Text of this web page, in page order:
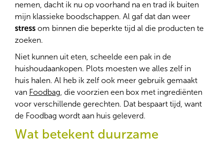
nemen, dacht ik nu op voorhand na en trad ik buiten
mijn klassieke boodschappen. Al gaf dat dan weer
stress om binnen die beperkte tijd al die producten te
zoeken.
Niet kunnen uit eten, scheelde een pak in de
huishoudaankopen. Plots moesten we alles zelf in
huis halen. Al heb ik zelf ook meer gebruik gemaakt
van Foodbag , die voorzien een box met ingrediënten
voor verschillende gerechten. Dat bespaart tijd, want
de Foodbag wordt aan huis geleverd.
Wat betekent duurzame